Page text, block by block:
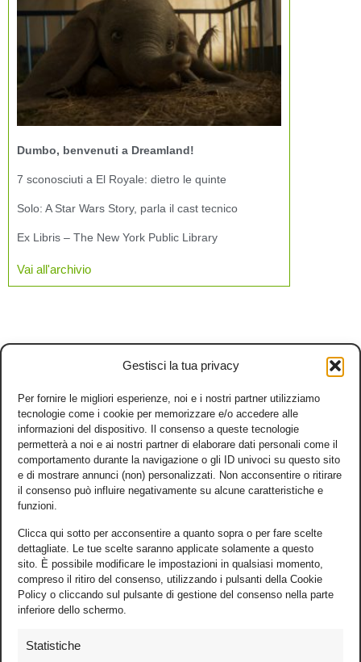
Gestisci la tua privacy
Per fornire le migliori esperienze, noi e i nostri partner utilizziamo
tecnologie come i cookie per memorizzare e/o accedere alle
informazioni del dispositivo. Il consenso a queste tecnologie
permetterà a noi e ai nostri partner di elaborare dati personali come il
comportamento durante la navigazione o gli ID univoci su questo sito
e di mostrare annunci (non) personalizzati. Non acconsentire o ritirare
il consenso può influire negativamente su alcune caratteristiche e
funzioni.
Clicca qui sotto per acconsentire a quanto sopra o per fare scelte
dettagliate. Le tue scelte saranno applicate solamente a questo
sito. È possibile modificare le impostazioni in qualsiasi momento,
compreso il ritiro del consenso, utilizzando i pulsanti della Cookie
Policy o cliccando sul pulsante di gestione del consenso nella parte
inferiore dello schermo.
Statistiche
Dumbo, benvenuti a Dreamland!
7 sconosciuti a El Royale: dietro le quinte
Solo: A Star Wars Story, parla il cast tecnico
Ex Libris – The New York Public Library
Vai all'archivio